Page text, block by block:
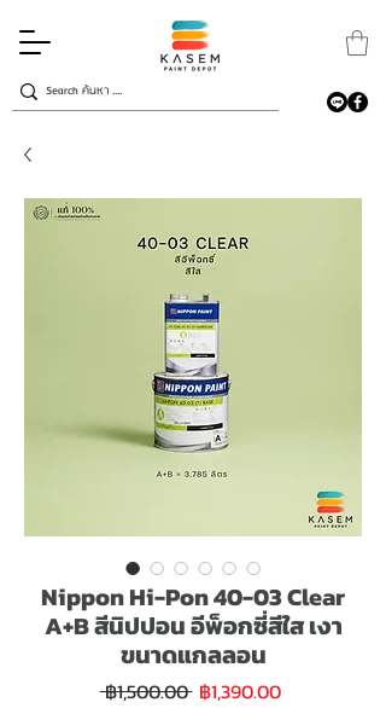
Nippon Hi-Pon 40-03 Clear
A+B สีนิปปอน อีพ็อกซี่สีใส เงา
ขนาดแกลลอน
฿1,500.00 ราคา
฿1,390.00ราคา